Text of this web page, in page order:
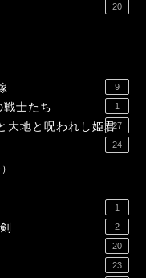
20
9
戦士たち 1
大地と呪われし姫君27
24
1
2
20
23